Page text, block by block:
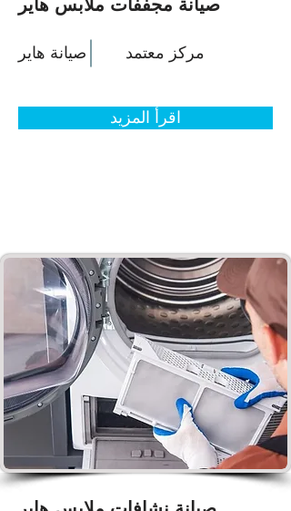
صيانة مجففات ملابس هاير
صيانة هاير مركز معتمد
اقرأ المزيد